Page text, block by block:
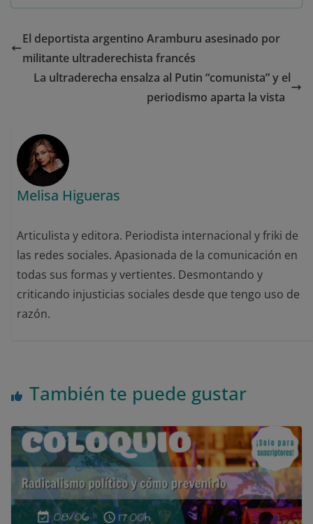
El deportista argentino Aramburu asesinado por
militante ultraderechista francés
La ultraderecha ensalza al Putin “comunista” y el
periodismo aparta la vista
Melisa Higueras
Articulista y editora. Periodista internacional y friki de
las redes sociales. Apasionada de la comunicación en
todas sus formas y vertientes. Desmontando y
criticando injusticias sociales desde que tengo uso de
razón.
También te puede gustar